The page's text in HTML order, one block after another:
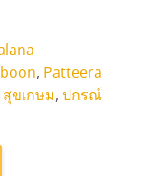
, Patteera
ขเกษม, ปกรณ์